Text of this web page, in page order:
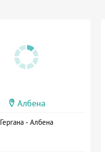
Албена
Гергана - Албена